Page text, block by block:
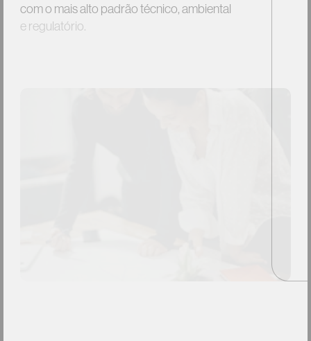
como maisalto padrão técnico, ambiental
eregulatório.